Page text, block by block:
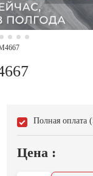
Полная оплата
Цена :